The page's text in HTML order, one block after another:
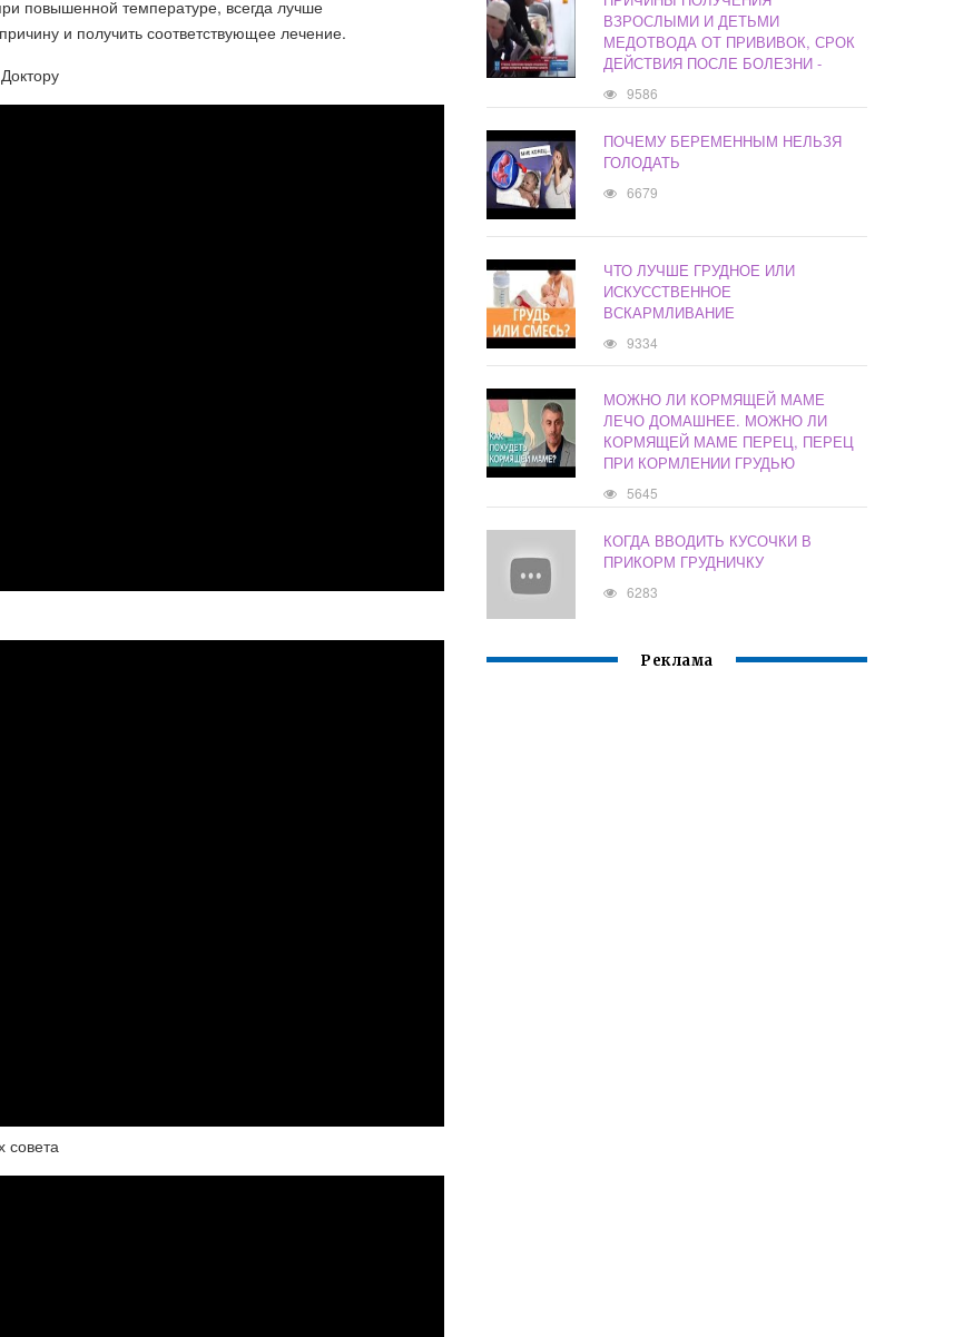
повышенной температуре, всегда лучше
и получить соответствующее лечение.
совета
ВЗРОСЛЫМИ И ДЕТЬМИ
МЕДОТВОДА ОТ ПРИВИВОК, СРОК
ДЕЙСТВИЯ ПОСЛЕ БОЛЕЗНИ -
9586
ПОЧЕМУ БЕРЕМЕННЫМ НЕЛЬЗЯ
ГОЛОДАТЬ
6679
ЧТО ЛУЧШЕ ГРУДНОЕ ИЛИ
ИСКУССТВЕННОЕ
ВСКАРМЛИВАНИЕ
9334
МОЖНО ЛИ КОРМЯЩЕЙ МАМЕ
ЛЕЧО ДОМАШНЕЕ. МОЖНО ЛИ
КОРМЯЩЕЙ МАМЕ ПЕРЕЦ, ПЕРЕЦ
ПРИ КОРМЛЕНИИ ГРУДЬЮ
5645
КОГДА ВВОДИТЬ КУСОЧКИ В
ПРИКОРМ ГРУДНИЧКУ
6283
Реклама